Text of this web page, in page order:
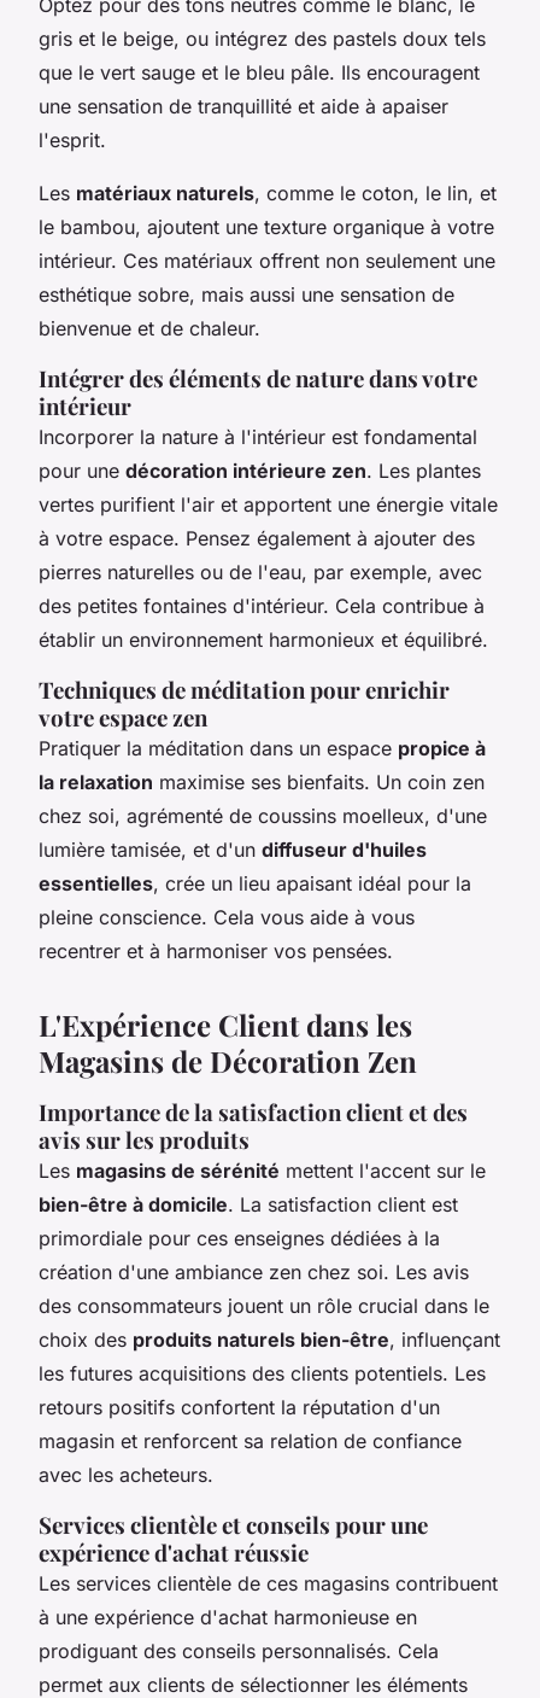
gris et le beige, ou intégrez des pastels doux tels
que le vert sauge et le bleu pâle. Ils encouragent
une sensation de tranquillité et aide à apaiser
l'esprit.
Les matériaux naturels, comme le coton, le lin, et
le bambou, ajoutent une texture organique à votre
intérieur. Ces matériaux offrent non seulement une
esthétique sobre, mais aussi une sensation de
bienvenue et de chaleur.
Intégrer des éléments de nature dans votre
intérieur
Incorporer la nature à l'intérieur est fondamental
pour une décoration intérieure zen. Les plantes
vertes purifient l'air et apportent une énergie vitale
à votre espace. Pensez également à ajouter des
pierres naturelles ou de l'eau, par exemple, avec
des petites fontaines d'intérieur. Cela contribue à
établir un environnement harmonieux et équilibré.
Techniques de méditation pour enrichir
votre espace zen
Pratiquer la méditation dans un espace propice à
la relaxation maximise ses bienfaits. Un coin zen
chez soi, agrémenté de coussins moelleux, d'une
lumière tamisée, et d'un diffuseur d'huiles
essentielles, crée un lieu apaisant idéal pour la
pleine conscience. Cela vous aide à vous
recentrer et à harmoniser vos pensées.
L'Expérience Client dans les
Magasins de Décoration Zen
Importance de la satisfaction client et des
avis sur les produits
Les magasins de sérénité mettent l'accent sur le
bien-être à domicile. La satisfaction client est
primordiale pour ces enseignes dédiées à la
création d'une ambiance zen chez soi. Les avis
des consommateurs jouent un rôle crucial dans le
choix des produits naturels bien-être, influençant
les futures acquisitions des clients potentiels. Les
retours positifs confortent la réputation d'un
magasin et renforcent sa relation de confiance
avec les acheteurs.
Services clientèle et conseils pour une
expérience d'achat réussie
Les services clientèle de ces magasins contribuent
à une expérience d'achat harmonieuse en
prodiguant des conseils personnalisés. Cela
permet aux clients de sélectionner les éléments